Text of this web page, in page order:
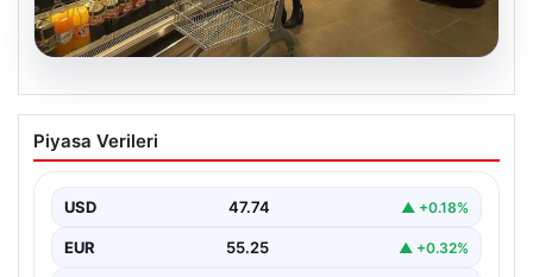
07.08.2026
Enflasyon verileri ne zaman
açıklanacak? 2026 TÜİK mart ayı
Piyasa Verileri
USD 47.74 ▲ +0.18%
EUR 55.25 ▲ +0.32%